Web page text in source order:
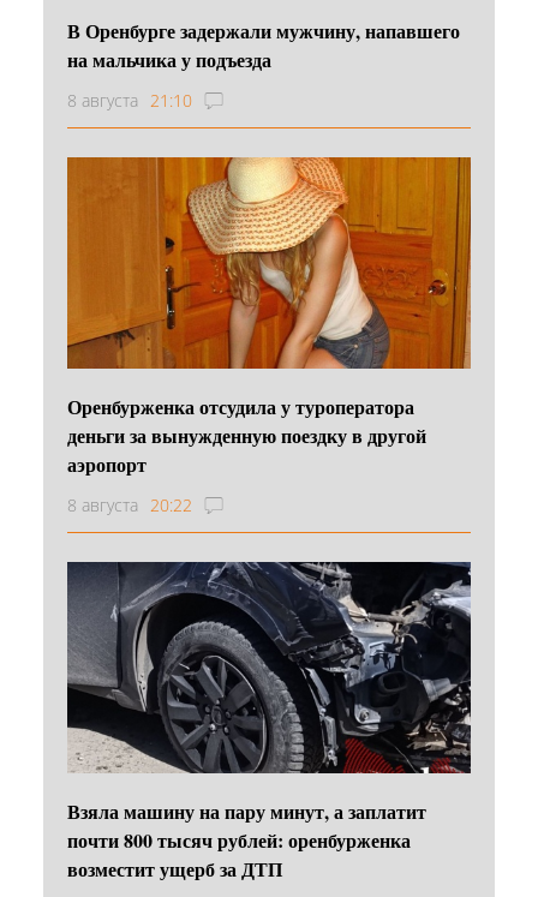
В Оренбурге задержали мужчину, напавшего
на мальчика у подъезда
8 августа 21:10
Оренбурженка отсудила у туроператора
деньги за вынужденную поездку в другой
аэропорт
8 августа 20:22
Взяла машину на пару минут, а заплатит
почти 800 тысяч рублей: оренбурженка
возместит ущерб за ДТП